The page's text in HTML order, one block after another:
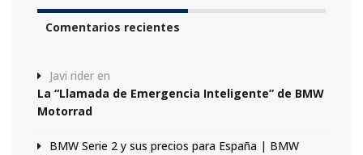
Comentarios recientes
Javi rider en
La “Llamada de Emergencia Inteligente” de BMW
Motorrad
BMW Serie 2 y sus precios para España | BMW